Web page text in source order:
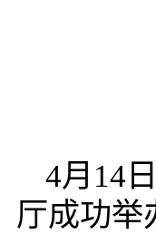
4月 14
厅成功举